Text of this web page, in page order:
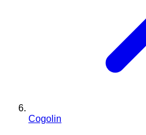
Cogolin